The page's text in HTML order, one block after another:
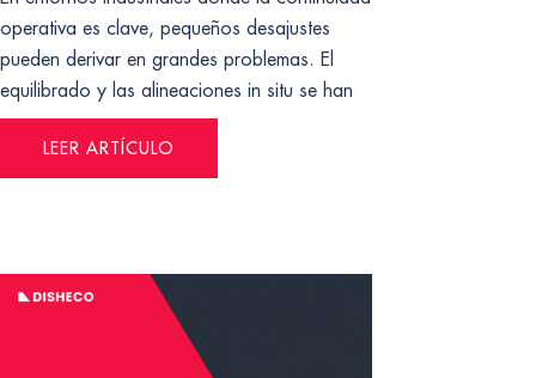
operativa es clave, pequeños desajustes
pueden derivar en grandes problemas. El
equilibrado y las alineaciones in situ se han
LEER ARTÍCULO